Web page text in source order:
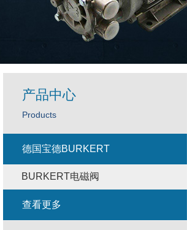
产品中心
Products
德国宝德BURKERT
BURKERT电磁阀
查看更多